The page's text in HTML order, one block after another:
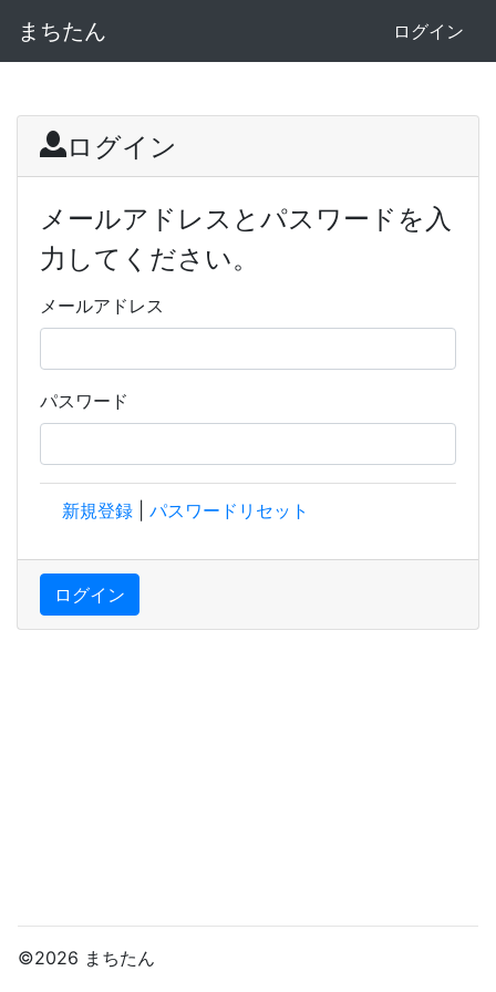
まちたん ログイン
ログイン
メールアドレスとパスワードを入
力してください。
メールアドレス
パスワード
新規登録 パスワードリセット
ログイン
©2026 まちたん